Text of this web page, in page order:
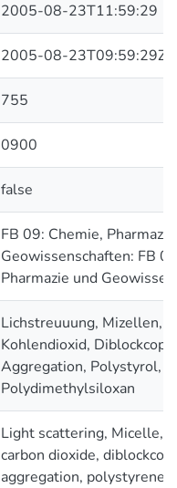
2005-08-23T11:59:29
2005-08-23T09:59:29Z
755
0900
false
FB 09: Chemie,
Geowissenschaften: FB
Pharmazie und
Lichstreuuung, Mizellen,
Kohlendioxid,
Aggregation, Polystyrol,
Polydimethylsiloxan
Light scattering, Micelle,
carbon dioxide,
aggregation, polystyrene,